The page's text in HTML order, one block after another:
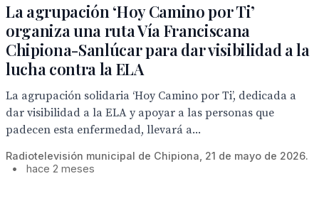
La agrupación ‘Hoy Camino por Ti’
organiza una ruta Vía Franciscana
Chipiona-Sanlúcar para dar visibilidad a la
lucha contra la ELA
La agrupación solidaria ‘Hoy Camino por Ti’, dedicada a
dar visibilidad a la ELA y apoyar a las personas que
padecen esta enfermedad, llevará a...
Radiotelevisión municipal de Chipiona, 21 de mayo de 2026.
•
hace 2 meses